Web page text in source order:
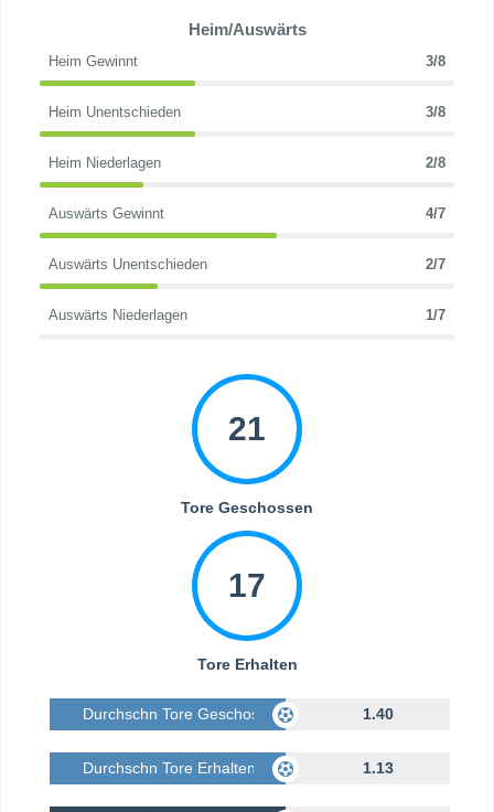
Heim/Auswärts
Heim Gewinnt 3/8
Heim Unentschieden 3/8
Heim Niederlagen 2/8
Auswärts Gewinnt 4/7
Auswärts Unentschieden 2/7
Auswärts Niederlagen 1/7
21
Tore Geschossen
17
Tore Erhalten
Durchschn Tore Geschossen 1.40
Durchschn Tore Erhalten 1.13